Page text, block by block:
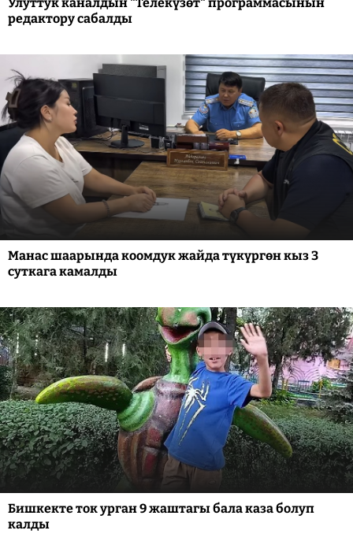
редактору сабалды
Манас шаарында коомдук жайда түкүргөн кыз 3
суткага камалды
Бишкекте ток урган 9 жаштагы бала каза болуп
калды